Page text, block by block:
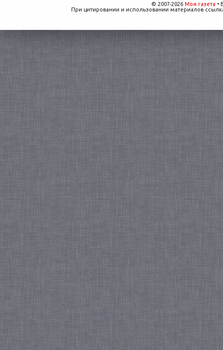
© 2007-2026 Моя газета •
При цитировании и использовании материалов